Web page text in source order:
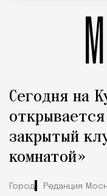
Сегодня на
закрытый
комнатой»
Город Редакция